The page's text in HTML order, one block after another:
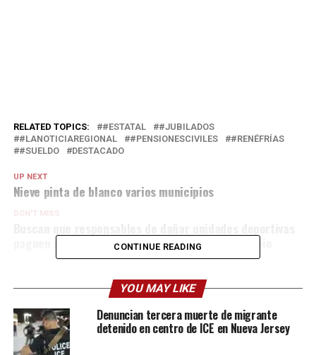
RELATED TOPICS: #ESTATAL
#JUBILADOS
#LANOTICIAREGIONAL
#PENSIONESCIVILES
#RENÉFRÍAS
#SUELDO
DESTACADO
UP NEXT
Nieve pinta de blanco varios municipios
DON'T MISS
paguen con servicio social o mediante un convenio
CONTINUE READING
YOU MAY LIKE
Denuncian tercera muerte de migrante
detenido en centro de ICE en Nueva Jersey